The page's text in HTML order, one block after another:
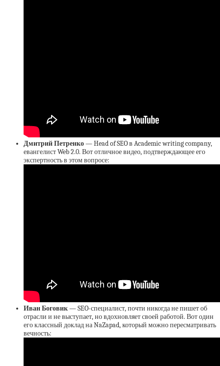
Дмитрий Петренко— Head of SEO в Academic writing company,
евангелист Web 2.0. Вот отличное видео, подтверждающее его
экспертность в этом вопросе:
Иван Боговик— SEO-специалист, почти никогда не пишет об
отрасли и не выступает, но вдохновляет своей работой. Вот один
его классный доклад на NaZapad, который можно пересматривать
вечность: